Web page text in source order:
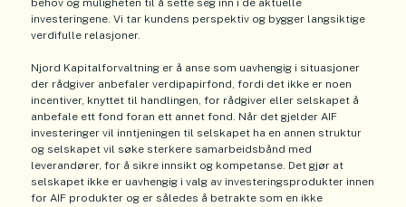
behov og muligheten til å sette seg inn i de aktuelle
investeringene. Vi tar kundens perspektiv og bygger langsiktige
verdifulle relasjoner.
Njord Kapitalforvaltning er å anse som uavhengig i situasjoner
der rådgiver anbefaler verdipapirfond, fordi det ikke er noen
incentiver, knyttet til handlingen, for rådgiver eller selskapet å
anbefale ett fond foran ett annet fond. Når det gjelder AIF
investeringer vil inntjeningen til selskapet ha en annen struktur
og selskapet vil søke sterkere samarbeidsbånd med
leverandører, for å sikre innsikt og kompetanse. Det gjør at
selskapet ikke er uavhengig i valg av investeringsprodukter innen
for AIF produkter og er således å betrakte som en ikke